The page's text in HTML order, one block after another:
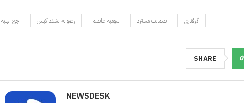
جج اہلیہ رضوانہ تشدد کیس سومیہ عاصم ضمانت مسترد گرفتاری
SHARE 0
NEWSDESK